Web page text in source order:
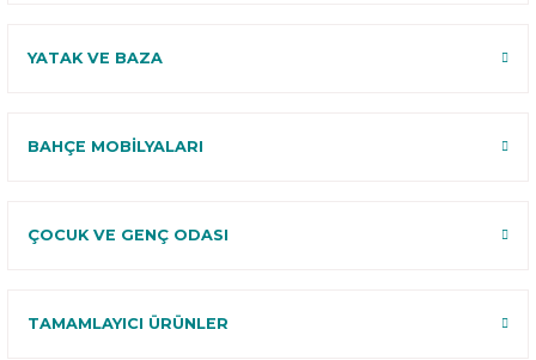
YATAK VE BAZA
BAHÇE MOBİLYALARI
ÇOCUK VE GENÇ ODASI
TAMAMLAYICI ÜRÜNLER